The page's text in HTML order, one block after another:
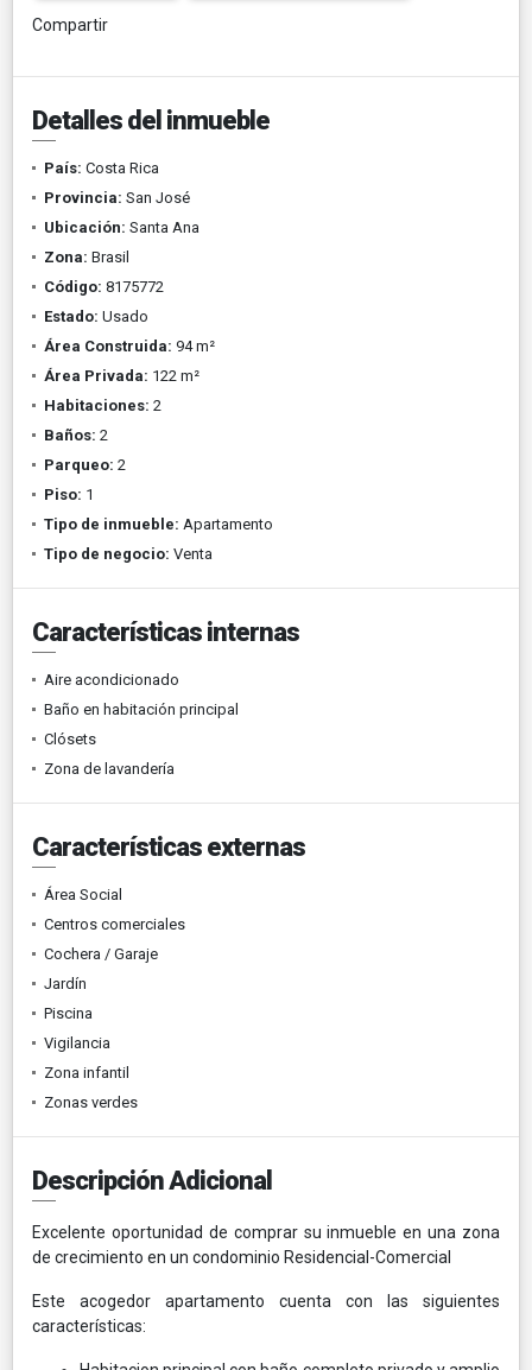
Compartir
Detalles del inmueble
País: Costa Rica
Provincia: San José
Ubicación: Santa Ana
Zona: Brasil
Código: 8175772
Estado: Usado
Área Construida: 94 m²
Área Privada: 122 m²
Habitaciones: 2
Baños: 2
Parqueo: 2
Piso: 1
Tipo de inmueble: Apartamento
Tipo de negocio: Venta
Características internas
Aire acondicionado
Baño en habitación principal
Clósets
Zona de lavandería
Características externas
Área Social
Centros comerciales
Cochera / Garaje
Jardín
Piscina
Vigilancia
Zona infantil
Zonas verdes
Descripción Adicional
Excelente oportunidad de comprar su inmueble en una zona
de crecimiento en un condominio Residencial-Comercial
Este acogedor apartamento cuenta con las siguientes
características: